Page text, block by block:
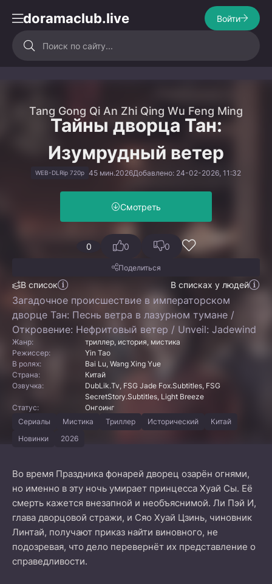
doramaclub.live Войти
Tang Gong Qi An Zhi Qing Wu Feng Ming
Тайны дворца Тан:
Изумрудный ветер
WEB-DLRip 720p 45 мин.2026Добавлено: 24-02-2026, 11:32
Смотреть
0
В список В списках у людей
0 0
Поделиться
Загадочное происшествие в императорском
дворце Тан: Песнь ветра в лазурном тумане /
Откровение: Нефритовый ветер / Unveil: Jadewind
Жанр:
триллер, история, мистика
Режиссер:
Yin Tao
В ролях:
Bai Lu, Wang Xing Yue
Страна:
Китай
Озвучка:
DubLik.Tv, FSG Jade Fox.Subtitles, FSG
SecretStory.Subtitles, Light Breeze
Статус:
Онгоинг
Сериалы
Мистика Триллер Исторический
Китай
Новинки
2026
Во время Праздника фонарей дворец озарён огнями,
но именно в эту ночь умирает принцесса Хуай Сы. Её
смерть кажется внезапной и необъяснимой. Ли Пэй И,
глава дворцовой стражи, и Сяо Хуай Цзинь, чиновник
Линтай, получают приказ найти виновного, не
подозревая, что дело перевернёт их представление о
справедливости.